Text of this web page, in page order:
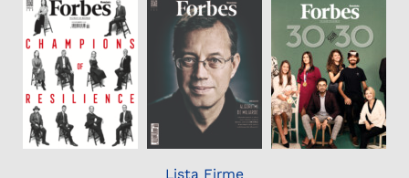
Lista Firme